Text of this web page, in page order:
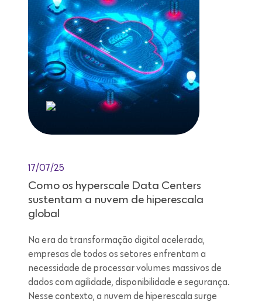
17/07/25
Como os hyperscale Data Centers
sustentam a nuvem de hiperescala
global
Na era da transformação digital acelerada,
empresas de todos os setores enfrentam a
necessidade de processar volumes massivos de
dados com agilidade, disponibilidade e segurança.
Nesse contexto, a nuvem de hiperescala surge